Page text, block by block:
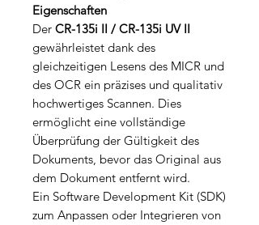
Eigenschaften
Der CR-135i II / CR-135i UV II
gewährleistet dank des
gleichzeitigen Lesens des MICR und
des OCR ein präzises und qualitativ
hochwertiges Scannen. Dies
ermöglicht eine vollständige
Überprüfung der Gültigkeit des
Dokuments, bevor das Original aus
dem Dokument entfernt wird.
Ein Software Development Kit (SDK)
zum Anpassen oder Integrieren von